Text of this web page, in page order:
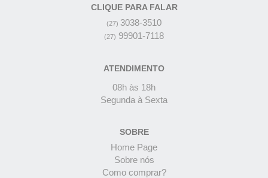
CLIQUE PARA FALAR
(27) 3038-3510
(27) 99901-7118
ATENDIMENTO
08h às 18h
Segunda à Sexta
SOBRE
Home Page
Sobre nós
Como comprar?